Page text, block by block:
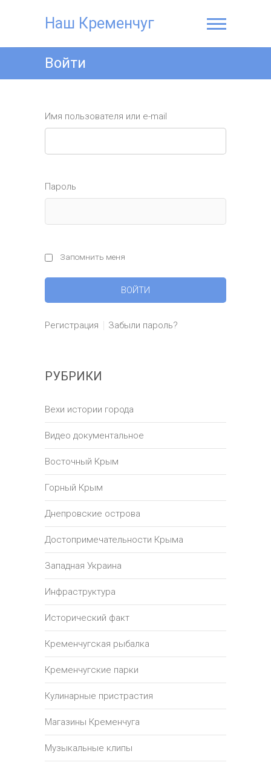
Наш Кременчуг
Войти
Имя пользователя или e-mail
Пароль
Запомнить меня
Регистрация Забыли пароль?
РУБРИКИ
Вехи истории города
Видео документальное
Восточный Крым
Горный Крым
Днепровские острова
Достопримечательности Крыма
Западная Украина
Инфраструктура
Исторический факт
Кременчугская рыбалка
Кременчугские парки
Кулинарные пристрастия
Магазины Кременчуга
Музыкальные клипы